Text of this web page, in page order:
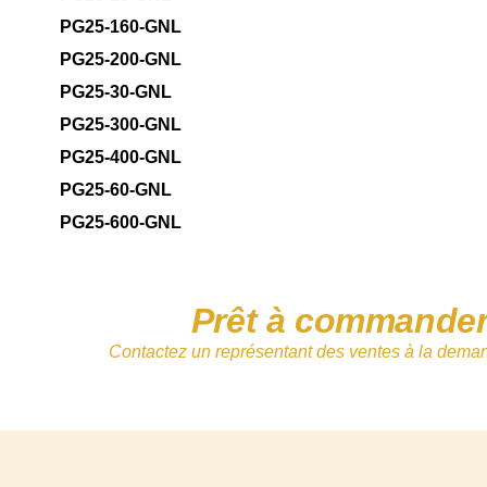
PG25-160-GNL
PG25-200-GNL
PG25-30-GNL
PG25-300-GNL
PG25-400-GNL
PG25-60-GNL
PG25-600-GNL
Prêt à
Contactez un représentant des ventes à la